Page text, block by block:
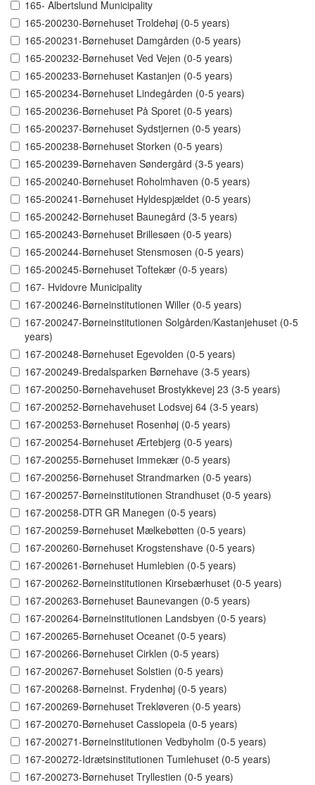
165- Albertslund Municipality
165-200230-Børnehuset Troldehøj (0-5 years)
165-200231-Børnehuset Damgården (0-5 years)
165-200232-Børnehuset Ved Vejen (0-5 years)
165-200233-Børnehuset Kastanjen (0-5 years)
165-200234-Børnehuset Lindegården (0-5 years)
165-200236-Børnehuset På Sporet (0-5 years)
165-200237-Børnehuset Sydstjernen (0-5 years)
165-200238-Børnehuset Storken (0-5 years)
165-200239-Børnehaven Søndergård (3-5 years)
165-200240-Børnehuset Roholmhaven (0-5 years)
165-200241-Børnehuset Hyldespjældet (0-5 years)
165-200242-Børnehuset Baunegård (3-5 years)
165-200243-Børnehuset Brillesøen (0-5 years)
165-200244-Børnehuset Stensmosen (0-5 years)
165-200245-Børnehuset Toftekær (0-5 years)
167- Hvidovre Municipality
167-200246-Børneinstitutionen Willer (0-5 years)
167-200247-Børneinstitutionen Solgården/Kastanjehuset (0-5
years)
167-200248-Børnehuset Egevolden (0-5 years)
167-200249-Bredalsparken Børnehave (3-5 years)
167-200250-Børnehavehuset Brostykkevej 23 (3-5 years)
167-200252-Børnehavehuset Lodsvej 64 (3-5 years)
167-200253-Børnehuset Rosenhøj (0-5 years)
167-200254-Børnehuset Ærtebjerg (0-5 years)
167-200255-Børnehuset Immekær (0-5 years)
167-200256-Børnehuset Strandmarken (0-5 years)
167-200257-Børneinstitutionen Strandhuset (0-5 years)
167-200258-DTR GR Manegen (0-5 years)
167-200259-Børnehuset Mælkebøtten (0-5 years)
167-200260-Børnehuset Krogstenshave (0-5 years)
167-200261-Børnehuset Humlebien (0-5 years)
167-200262-Børneinstitutionen Kirsebærhuset (0-5 years)
167-200263-Børnehuset Baunevangen (0-5 years)
167-200264-Børneinstitutionen Landsbyen (0-5 years)
167-200265-Børnehuset Oceanet (0-5 years)
167-200266-Børnehuset Cirklen (0-5 years)
167-200267-Børnehuset Solstien (0-5 years)
167-200268-Børneinst. Frydenhøj (0-5 years)
167-200269-Børnehuset Trekløveren (0-5 years)
167-200270-Børnehuset Cassiopeia (0-5 years)
167-200271-Børneinstitutionen Vedbyholm (0-5 years)
167-200272-Idrætsinstitutionen Tumlehuset (0-5 years)
167-200273-Børnehuset Tryllestien (0-5 years)